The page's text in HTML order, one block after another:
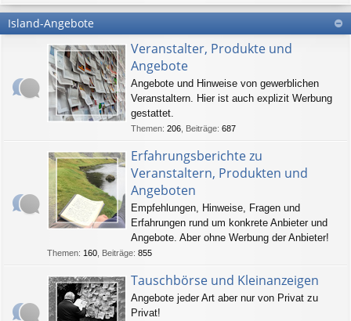
Island-Angebote
Veranstalter, Produkte und
Angebote
Angebote und Hinweise von gewerblichen
Veranstaltern. Hier ist auch explizit Werbung
gestattet.
Themen: 206 Beiträge: 687
Erfahrungsberichte zu
Veranstaltern, Produkten und
Angeboten
Empfehlungen, Hinweise, Fragen und
Erfahrungen rund um konkrete Anbieter und
Angebote. Aber ohne Werbung der Anbieter!
Themen: 160 Beiträge: 855
Tauschbörse und Kleinanzeigen
Angebote jeder Art aber nur von Privat zu
Privat!